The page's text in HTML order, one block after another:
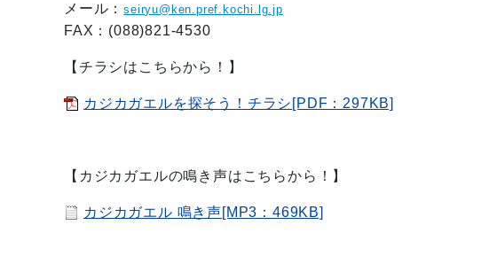
メール：seiryu@ken.pref.kochi.lg.jp
FAX：(088)821-4530
【チラシはこちらから！】
カジカガエルを探そう！チラシ[PDF：297KB]
【カジカガエルの鳴き声はこちらから！】
カジカガエル 鳴き声[MP3：469KB]